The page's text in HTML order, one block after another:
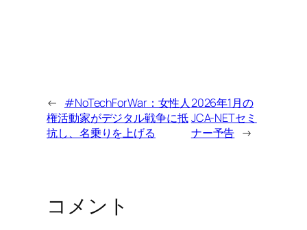
← #NoTechForWar：女性人
権活動家がデジタル戦争に抵
抗し、名乗りを上げる
2026年1月の
JCA-NETセミ
ナー予告 →
コメント